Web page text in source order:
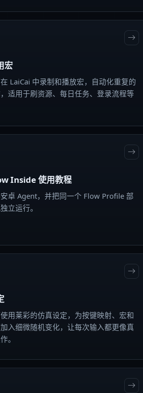
宏
LaiCai 中录制和播放宏，自动化重复的
适用于刷资源、每日任务、登录流程等
Inside 使用教程
卓 Agent，并把同一个 Flow Profile 部
立运行。
用莱彩的仿真设定，为按键映射、宏和
入细微随机变化，让每次输入都更像真
。